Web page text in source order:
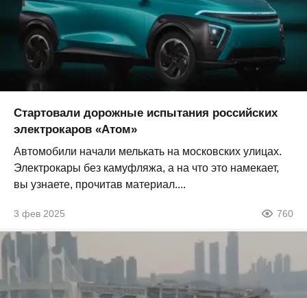
Стартовали дорожные испытания российских
электрокаров «Атом»
Автомобили начали мелькать на московских улицах.
Электрокары без камуфляжа, а на что это намекает,
вы узнаете, прочитав материал....
3 фев 2025 760